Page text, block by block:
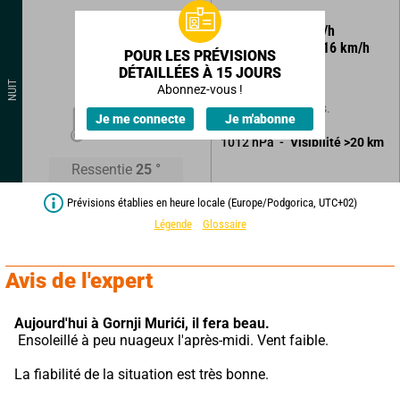
NUIT
26°
Ressentie 25 °
km/h
Rafales à
16 km/h
Ciel clair.
Sans précipitations.
1012hPa Visibilité >20 km
POUR LES PRÉVISIONS
DÉTAILLÉES À 15 JOURS
Abonnez-vous !
Je me connecte Je m'abonne
Prévisions établies en heure locale (Europe/Podgorica, UTC+02)
Légende
Glossaire
Avis de l'expert
Aujourd'hui à Gornji Murići, il fera beau.
Ensoleillé à peu nuageux l'après-midi. Vent faible.
La fiabilité de la situation est très bonne.